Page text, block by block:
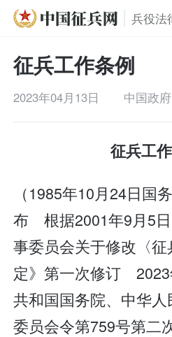
兵役法
征兵工作条例
2023年04月13日 中国政
征兵工
（1985年10月24日国
布 根据2001年9月5
事委员会关于修改〈
定》第一次修订 2023
共和国国务院、中华
委员会令第759号第二